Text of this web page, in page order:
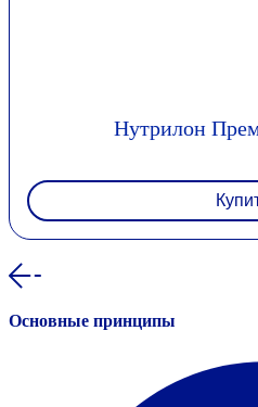
Нутрилон
Основные принципы